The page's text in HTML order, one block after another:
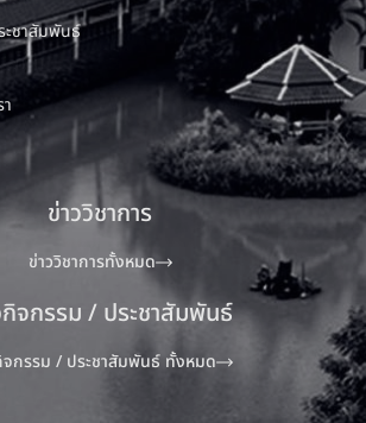
ะชาสัมพันธ์
ข่าววิชาการ
ข่าววิชาการทั้งหมด
กิจกรรม / ประชาสัมพันธ์
จกรรม / ประชาสัมพันธ์ ทั้งหมด